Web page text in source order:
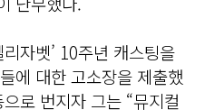
자벳’ 10주년 캐스팅을
에 대한 고소장을 제출했
로 번지자 그는 “뮤지컬